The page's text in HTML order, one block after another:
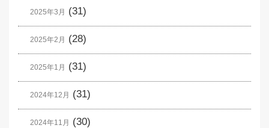
2025年3月 (31)
2025年2月 (28)
2025年1月 (31)
2024年12月 (31)
2024年11月 (30)